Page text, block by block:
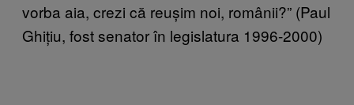
vorba aia, crezi că reușim noi, românii?” (Paul
Ghițiu, fost senator în legislatura 1996-2000)